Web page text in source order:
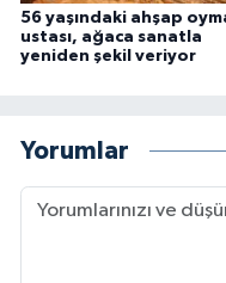
56 yaşındaki ahşap
ustası, ağaca sanatla
yeniden şekil veriyor
Yorumlar